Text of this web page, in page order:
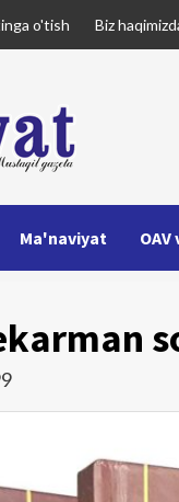
o'tish Biz
Ma'naviyat OAV